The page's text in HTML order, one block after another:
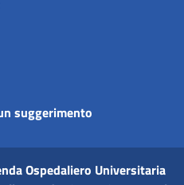
suggerimento
Ospedaliero Universitaria